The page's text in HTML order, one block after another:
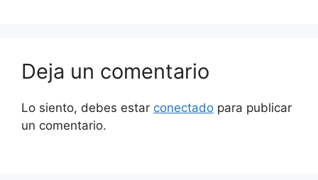
Deja un comentario
Lo siento, debes estar conectado para publicar
un comentario.